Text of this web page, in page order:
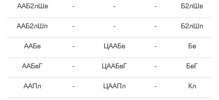
ААБ2лШв - - - Б2лШв
ААБ2лШп - - - Б2лШп
ААБв - ЦААБв - Бв
ААБвГ - ЦААБвГ - БвГ
ААПл - ЦААПл - Кл